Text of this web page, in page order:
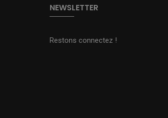
NEWSLETTER
Restons connectez !